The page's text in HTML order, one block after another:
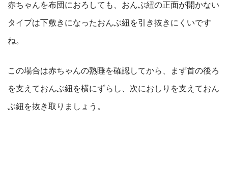
赤ちゃんを布団におろしても、おんぶ紐の正面が開かない
タイプは下敷きになったおんぶ紐を引き抜きにくいです
ね。
この場合は赤ちゃんの熟睡を確認してから、まず首の後ろ
を支えておんぶ紐を横にずらし、次におしりを支えておん
ぶ紐を抜き取りましょう。